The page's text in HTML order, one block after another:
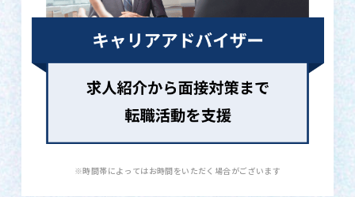
※時間帯によってはお時間をいただく場合がございます